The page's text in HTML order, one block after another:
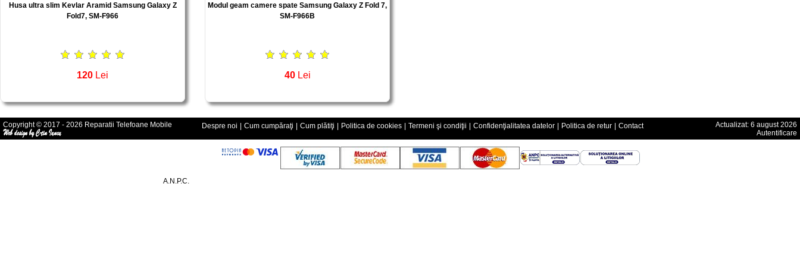
Husa ultra slim Kevlar Aramid Samsung Galaxy Z
Fold7, SM-F966
120 Lei
Modul geam camere spate Samsung Galaxy Z Fold 7,
SM-F966B
40 Lei
Copyright © 2017 - 2026 Reparatii Telefoane Mobile Despre noi | Cum cumpăraţi | Cum plătiţi | Politica de cookies | Termeni şi condiţii | Confidenţialitatea datelor | Politica de retur | Contact
Actualizat: 6 august 2026
Autentificare
A.N.P.C.